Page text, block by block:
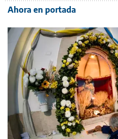
Ahora en portada